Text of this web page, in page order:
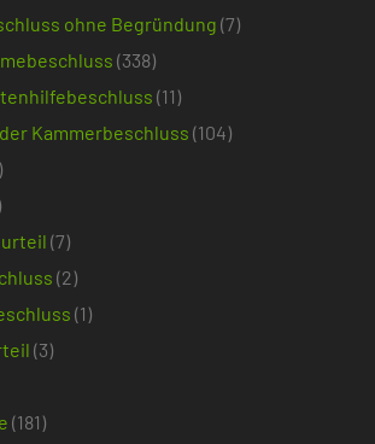
ohne Begründung (7)
(338)
(11)
Kammerbeschluss (104)
(7)
(2)
(1)
(3)
(181)